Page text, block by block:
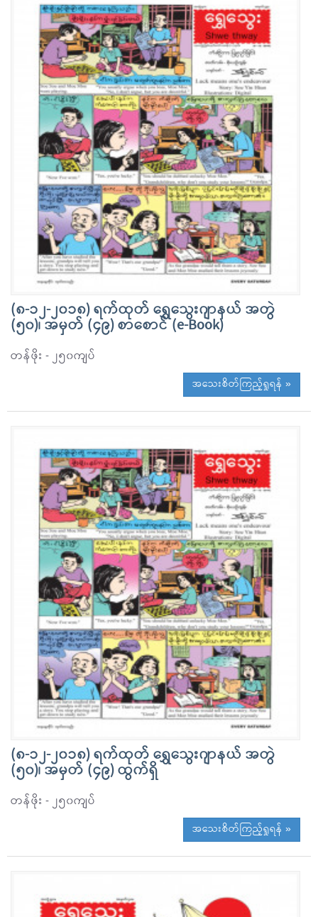
(၈-၁၂-၂၀၁၈) ရက်ထုတ် ရွှေသွေးဂျာနယ် အတွဲ
(၅၀)၊ အမှတ် (၄၉) စာစောင် (e-Book)
တန်ဖိုး - ၂၅၀ကျပ်
အသေးစိတ်ကြည့်ရှုရန် »
(၈-၁၂-၂၀၁၈) ရက်ထုတ် ရွှေသွေးဂျာနယ် အတွဲ
(၅၀)၊ အမှတ် (၄၉) ထွက်ရှိ
တန်ဖိုး - ၂၅၀ကျပ်
အသေးစိတ်ကြည့်ရှုရန် »